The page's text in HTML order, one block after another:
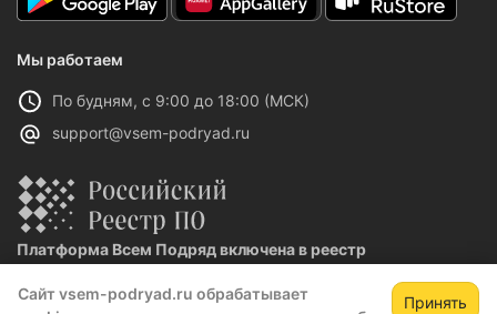
Сайт vsem-podryad.ru обрабатывает
Принять
Мы работаем
По будням, с 9:00 до 18:00 (МСК)
support@vsem-podryad.ru
Платформа Всем Подряд включена в реестр
Реестровая запись №32021 от 06.02.2026